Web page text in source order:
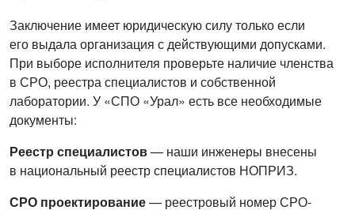
Заключение имеет юридическую силу только если
его выдала организация с действующими допусками.
При выборе исполнителя проверьте наличие членства
в СРО, реестра специалистов и собственной
лаборатории. У «СПО «Урал» есть все необходимые
документы:
Реестр специалистов— наши инженеры внесены
в национальный реестр специалистов НОПРИЗ.
СРО проектирование— реестровый номер СРО-